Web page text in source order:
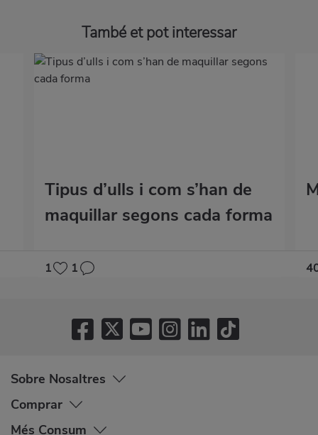
També et pot interessar
Tipus d’ulls i com s’han de
maquillar segons cada forma
1 1
Sobre Nosaltres
Comprar
Més Consum